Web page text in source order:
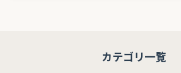
カテゴリ一覧